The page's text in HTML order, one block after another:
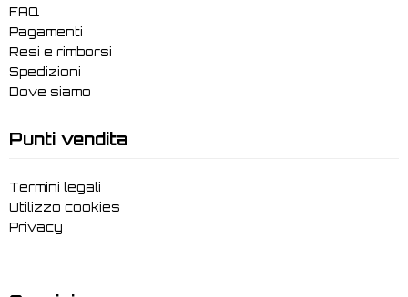
FAQ
Pagamenti
Resi e rimborsi
Spedizioni
Dove siamo
Punti vendita
Termini legali
Utilizzo cookies
Privacy